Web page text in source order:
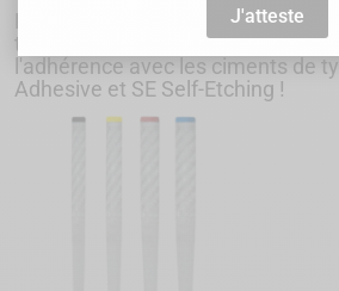
Le choix d'un tenon biocompatible,
translucide dont la haute rugosité
l'adhérence avec les ciments de
Adhesive et SE Self-Etching !
J'atteste